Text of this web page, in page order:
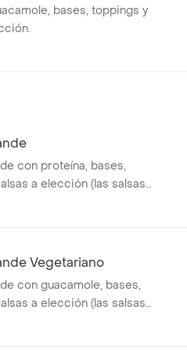
bases, toppings y
con proteína, bases,
a elección (las salsas
del burrito).
Vegetariano
con guacamole, bases,
a elección (las salsas
del burrito).